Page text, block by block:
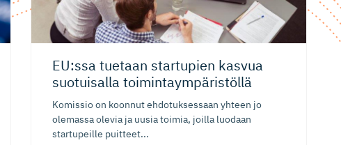
EU:ssa tuetaan startupien kasvua
suotuisalla toimintaym­pä­ristöllä
Komissio on koonnut ehdotuksessaan yhteen jo
olemassa olevia ja uusia toimia, joilla luodaan
startupeille puitteet...